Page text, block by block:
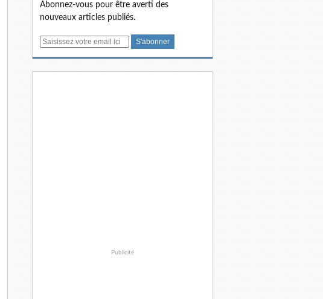
Abonnez-vous pour être averti des
nouveaux articles publiés.
E
Publicité